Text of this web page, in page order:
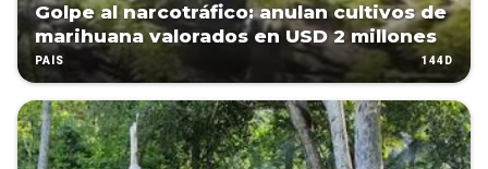
Golpe al narcotráfico: anulan cultivos de
marihuana valorados en USD 2 millones
PAÍS 144D